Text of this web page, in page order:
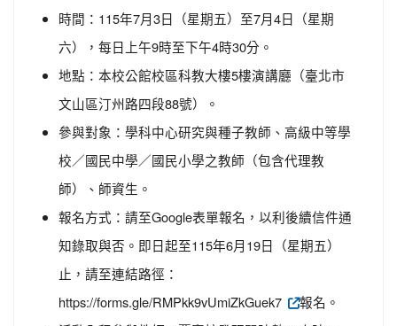
時間：115年7月3日（星期五）至7月4日（星期
六），每日上午9時至下午4時30分。
地點：本校公館校區科教大樓5樓演講廳（臺北市
文山區汀州路四段88號）。
參與對象：學科中心研究與種子教師、高級中等學
校／國民中學／國民小學之教師（包含代理教
師）、師資生。
報名方式：請至Google表單報名，以利後續信件通
知錄取與否。即日起至115年6月19日（星期五）
止，請至連結路徑：
https://forms.gle/RMPkk9vUmiZkGuek7
報名。